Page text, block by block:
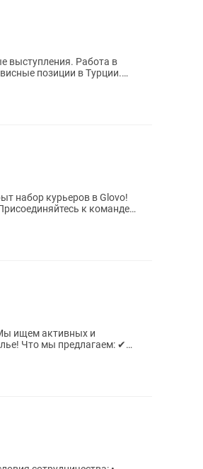
выступления. Работа в
к команде
✔